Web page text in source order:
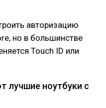
авторизацию
но в большинстве
Touch ID или
лучшие ноутбуки с